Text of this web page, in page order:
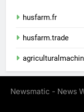
husfarm.fr
husfarm.trade
Newsmatic - News